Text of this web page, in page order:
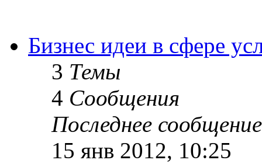
Бизнес идеи в сфере
3 Темы
4 Сообщения
Последнее сообщение
15 янв 2012, 10:25